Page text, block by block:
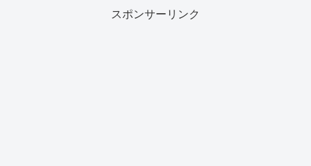
スポンサーリンク